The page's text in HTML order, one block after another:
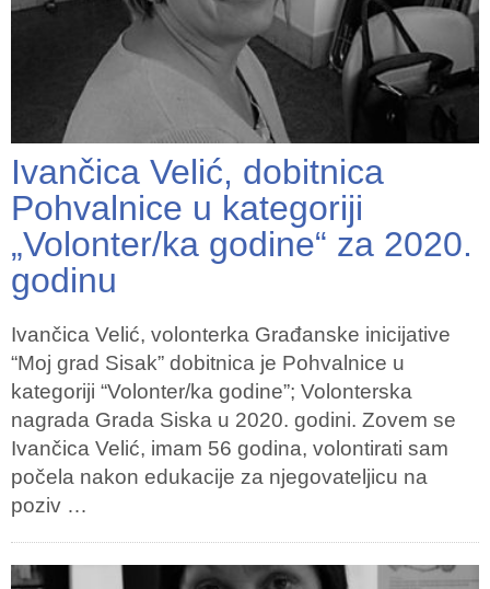
Ivančica Velić, dobitnica
Pohvalnice u kategoriji
„Volonter/ka godine“ za 2020.
godinu
Ivančica Velić, volonterka Građanske inicijative
“Moj grad Sisak” dobitnica je Pohvalnice u
kategoriji “Volonter/ka godine”; Volonterska
nagrada Grada Siska u 2020. godini. Zovem se
Ivančica Velić, imam 56 godina, volontirati sam
počela nakon edukacije za njegovateljicu na
poziv …